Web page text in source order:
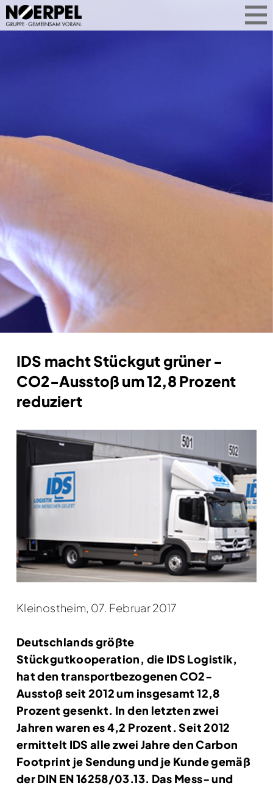
Unternehmensgruppe auf einen Blick.
Ob Geschäftsentwicklung, Services
oder Standorterweiterung: Sie
erfahren, was Noerpel bewegt –
IDS macht Stückgut grüner -
CO2-Ausstoß um 12,8 Prozent
reduziert
Kleinostheim, 07. Februar 2017
Deutschlands größte
Stückgutkooperation, die IDS Logistik,
hat den transportbezogenen CO2-
Ausstoß seit 2012 um insgesamt 12,8
Prozent gesenkt. In den letzten zwei
Jahren waren es 4,2 Prozent. Seit 2012
ermittelt IDS alle zwei Jahre den Carbon
Footprint je Sendung und je Kunde gemäß
der DIN EN 16258/03.13. Das Mess- und